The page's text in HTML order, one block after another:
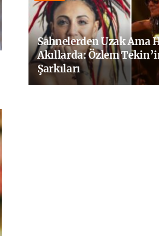
Sahnelerden Uzak Ama
Akıllarda: Özlem
Şarkıları